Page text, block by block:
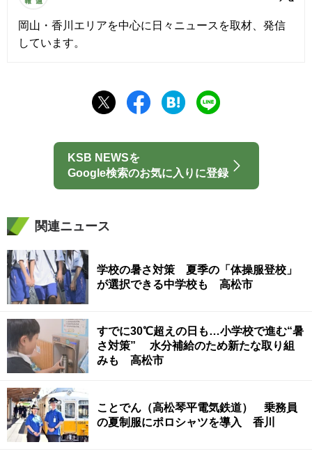
岡山・香川エリアを中心に日々ニュースを取材、発信
しています。
KSB NEWSを
Google検索のお気に入りに登録
関連ニュース
学校の暑さ対策 夏季の「体操服登校」
が選択できる中学校も 高松市
すでに30℃超えの日も…小学校で進む“暑
さ対策” 水分補給のため新たな取り組
みも 高松市
ことでん（高松琴平電気鉄道） 乗務員
の夏制服にポロシャツを導入 香川